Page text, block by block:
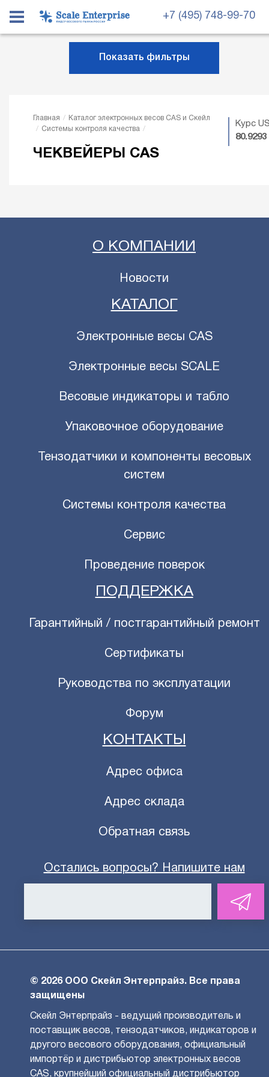
+7 (495) 748-99-70
Показать фильтры
Главная
Каталог электронных весов CAS и Скейл
Системы контроля качества
ЧЕКВЕЙЕРЫ CAS
О КОМПАНИИ
Новости
КАТАЛОГ
Электронные весы CAS
Электронные весы SCALE
Весовые индикаторы и табло
Упаковочное оборудование
Тензодатчики и компоненты весовых
систем
Системы контроля качества
Сервис
Проведение поверок
ПОДДЕРЖКА
Гарантийный / постгарантийный ремонт
Сертификаты
Руководства по эксплуатации
Форум
КОНТАКТЫ
Адрес офиса
Адрес склада
Обратная связь
Остались вопросы? Напишите нам
© 2026 ООО Скейл Энтерпрайз. Все права
защищены
Скейл Энтерпрайз - ведущий производитель и
поставщик весов, тензодатчиков, индикаторов и
другого весового оборудования, официальный
импортёр и дистрибьютор электронных весов
CAS, крупнейший официальный дистрибьютор
Курс